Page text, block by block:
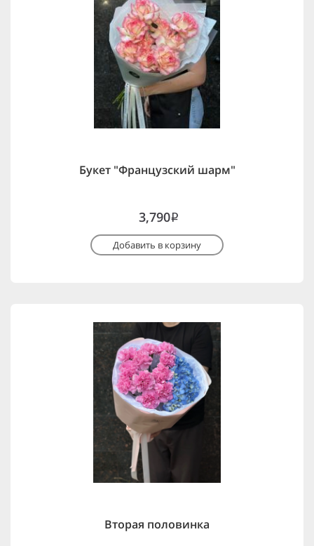
Букет "Французский шарм"
3,790i
Добавить в корзину
Вторая половинка